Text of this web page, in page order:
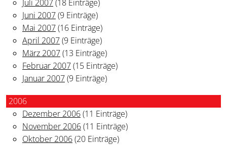
Juli 2007(18 Einträge)
Juni 2007(9 Einträge)
Mai 2007(16 Einträge)
April 2007(9 Einträge)
März 2007(13 Einträge)
Februar 2007(15 Einträge)
Januar 2007(9 Einträge)
2006
Dezember 2006(11 Einträge)
November 2006(11 Einträge)
Oktober 2006(20 Einträge)